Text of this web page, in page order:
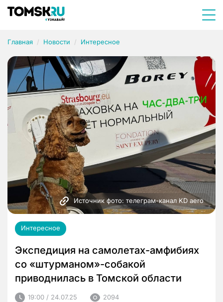
Главная Новости Интересное
Источник фото: телеграм-канал KD aero
Интересное
Экспедиция на самолетах-амфибиях
со «штурманом»-собакой
приводнилась в Томской области
19:00 / 24.07.25 2094